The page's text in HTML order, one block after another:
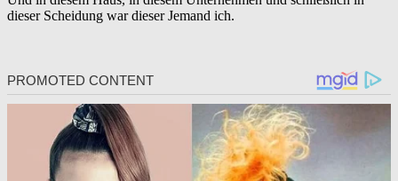
dieser Scheidung war dieser Jemand ich.